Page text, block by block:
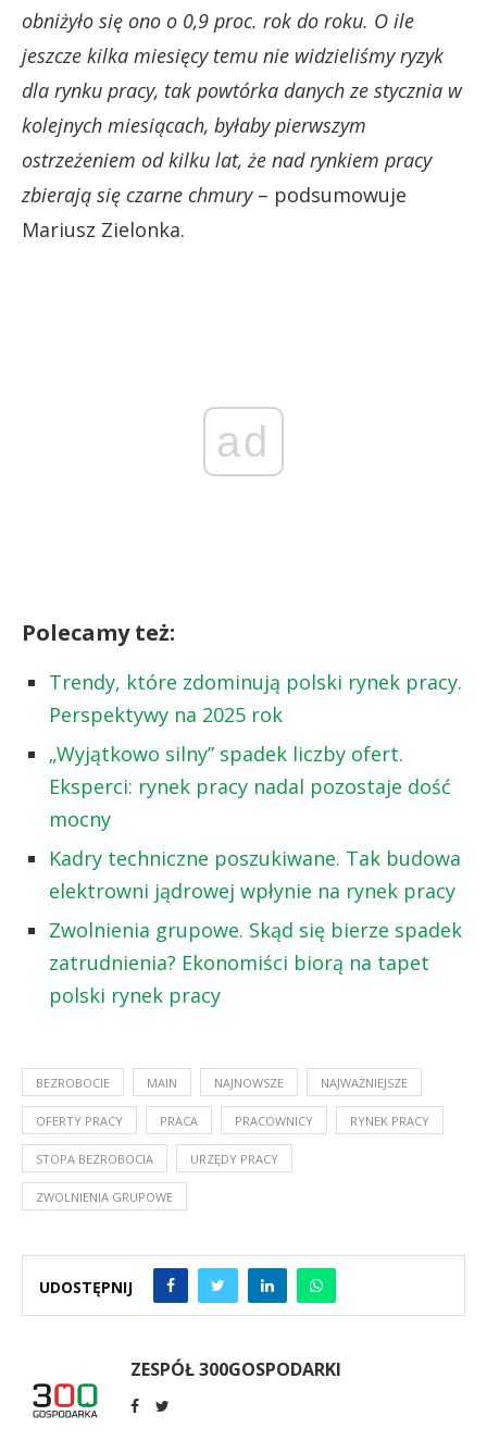
obniżyło się ono o 0,9 proc. rok do roku. O ile
jeszcze kilka miesięcy temu nie widzieliśmy ryzyk
dla rynku pracy, tak powtórka danych ze stycznia w
kolejnych miesiącach, byłaby pierwszym
ostrzeżeniem od kilku lat, że nad rynkiem pracy
zbierają się czarne chmury– podsumowuje
Mariusz Zielonka.
ad
Polecamy też:
Trendy, które zdominują polski rynek pracy.
Perspektywy na 2025 rok
„Wyjątkowo silny” spadek liczby ofert.
Eksperci: rynek pracy nadal pozostaje dość
mocny
Kadry techniczne poszukiwane. Tak budowa
elektrowni jądrowej wpłynie na rynek pracy
Zwolnienia grupowe. Skąd się bierze spadek
zatrudnienia? Ekonomiści biorą na tapet
polski rynek pracy
BEZROBOCIE MAIN NAJNOWSZE NAJWAŻNIEJSZE
OFERTY PRACY PRACA PRACOWNICY RYNEK PRACY
STOPA BEZROBOCIA URZĘDY PRACY
ZWOLNIENIA GRUPOWE
UDOSTĘPNIJ
ZESPÓŁ 300GOSPODARKI